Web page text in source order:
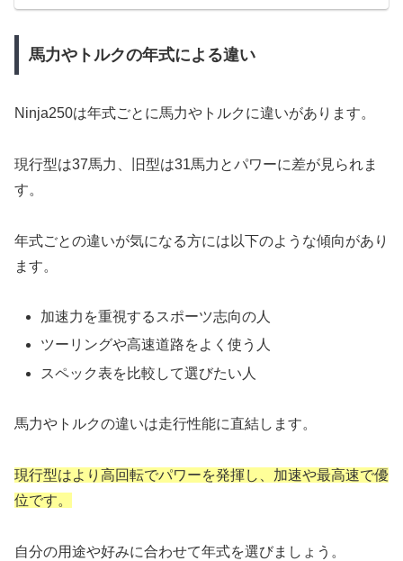
馬力やトルクの年式による違い
Ninja250は年式ごとに馬力やトルクに違いがあります。
現行型は37馬力、旧型は31馬力とパワーに差が見られま
す。
年式ごとの違いが気になる方には以下のような傾向があり
ます。
加速力を重視するスポーツ志向の人
ツーリングや高速道路をよく使う人
スペック表を比較して選びたい人
馬力やトルクの違いは走行性能に直結します。
現行型はより高回転でパワーを発揮し、加速や最高速で優
位です。
自分の用途や好みに合わせて年式を選びましょう。